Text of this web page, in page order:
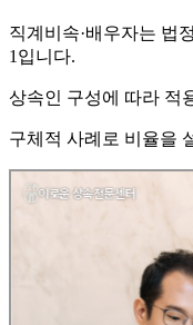
직계비속·배우자는 법
1입니다.
상속인 구성에 따라 적
구체적 사례로 비율을